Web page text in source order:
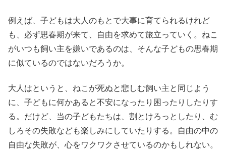
例えば、子どもは大人のもとで大事に育てられるけれど
も、必ず思春期が来て、自由を求めて旅立っていく。ねこ
がいつも飼い主を嫌いであるのは、そんな子どもの思春期
に似ているのではないだろうか。
大人はというと、ねこが死ぬと悲しむ飼い主と同じよう
に、子どもに何かあると不安になったり困ったりしたりす
る。だけど、当の子どもたちは、割とけろっとしたり、む
しろその失敗なども楽しみにしていたりする。自由の中の
自由な失敗が、心をワクワクさせているのかもしれない。